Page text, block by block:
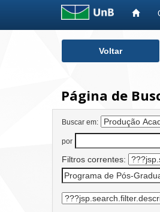
Voltar
Página de
Buscar em:
por
Filtros correntes: